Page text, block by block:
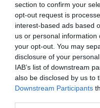
section to confirm your
opt-out request is
interest-based ads based
us or personal
your opt-out. You may
disclosure of your
IAB’s list of downstream
also be disclosed by us to
Downstream Participants
Kapcsolódó írások:
Debreczeni Zita főiskolára
Debreczeni Zita öt